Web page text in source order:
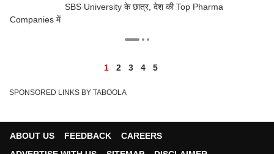
SBS University के छात्र, देश की Top Pharma
Companies में
1 2 3 4 5
SPONSORED LINKS BY TABOOLA
ABOUT US FEEDBACK
CAREERS